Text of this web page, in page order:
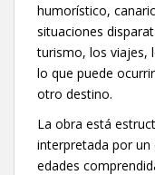
humorístico,
situaciones
turismo, los viajes,
lo que puede
otro destino.
La obra está
interpretada por un
edades